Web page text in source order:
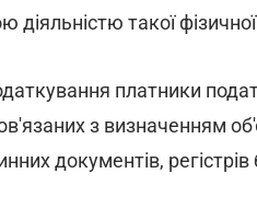
діяльністю такої
платники
з визначенням
документів,